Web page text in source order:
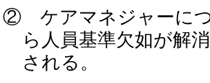
② ケアマネジャーにつ
ら人員基準欠如が解
される。